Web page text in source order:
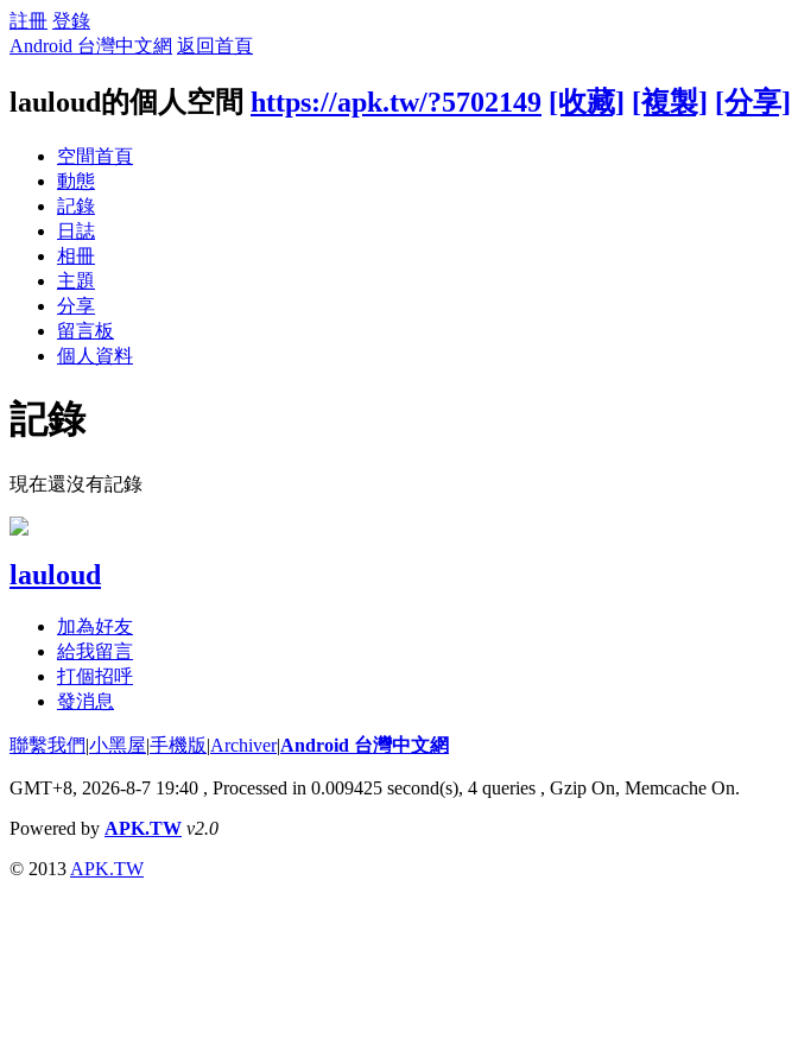
註冊 登錄
Android 台灣中文網 返回首頁
lauloud的個人空間 https://apk.tw/?5702149 [收藏] [複製] [分享]
空間首頁
動態
記錄
日誌
相冊
主題
分享
留言板
個人資料
記錄
現在還沒有記錄
lauloud
加為好友
給我留言
打個招呼
發消息
聯繫我們|小黑屋|手機版|Archiver|Android 台灣中文網
GMT+8, 2026-8-7 19:40 , Processed in 0.009425 second(s), 4 queries , Gzip On, Memcache On.
Powered by APK.TW v2.0
© 2013 APK.TW